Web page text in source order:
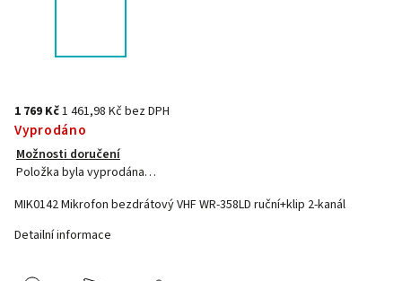
1 769 Kč1 461,98 Kč bez DPH
Vyprodáno
Možnosti doručení
Položka byla vyprodána…
MIK0142 Mikrofon bezdrátový VHF WR-358LD ruční+klip 2-kanál
Detailní informace